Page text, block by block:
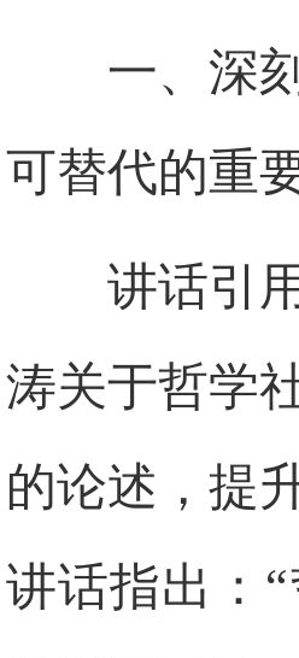
一、深
可替代的重
讲话引
涛关于哲学
的论述，提
讲话指出：